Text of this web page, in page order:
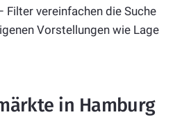
Filter vereinfachen die Suche
Vorstellungen wie Lage
in Hamburg